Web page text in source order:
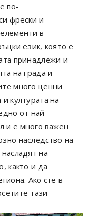
по-
фрески и
в
език, която е
принадлежи и
на града и
много ценни
културата на
от най-
и е много важен
наследство на
на
както и да
Ако сте в
тази